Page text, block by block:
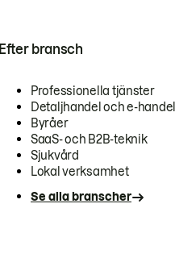
Efter bransch
Professionella tjänster
Detaljhandel och e-handel
Byråer
SaaS- och B2B-teknik
Sjukvård
Lokal verksamhet
Se alla branscher